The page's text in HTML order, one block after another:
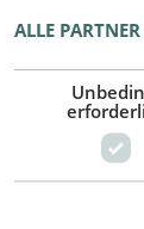
Erfahrung
der
ALLE